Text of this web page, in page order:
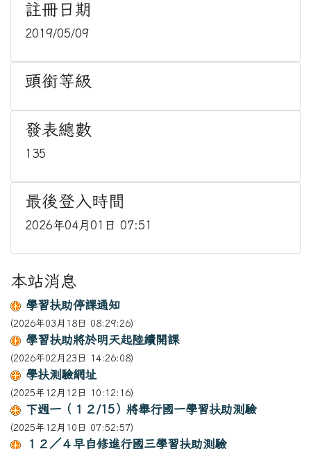
註冊日期
2019/05/09
頭銜等級
發表總數
135
最後登入時間
2026年04月01日 07:51
本站消息
學習扶助停課通知
(2026年03月18日 08:29:26)
學習扶助將於明天起陸續開課
(2026年02月23日 14:26:08)
學扶測驗網址
(2025年12月12日 10:12:16)
下週一（１２/15）將舉行國一學習扶助測驗
(2025年12月10日 07:52:57)
１２／４早自修進行國三學習扶助測驗